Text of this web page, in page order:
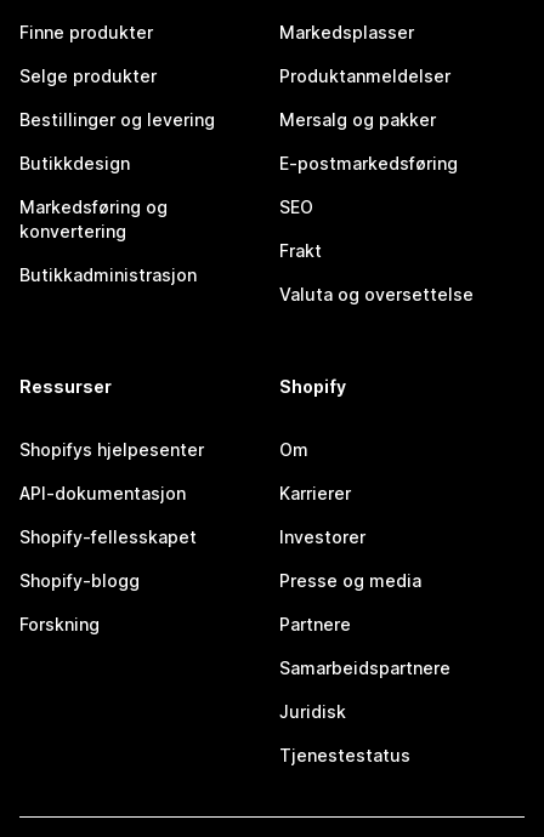
Finne produkter
Selge produkter
Bestillinger og levering
Butikkdesign
Markedsføring og
konvertering
Butikkadministrasjon
Markedsplasser
Produktanmeldelser
Mersalg og pakker
E-postmarkedsføring
SEO
Frakt
Valuta og oversettelse
Ressurser
Shopifys hjelpesenter
API-dokumentasjon
Shopify-fellesskapet
Shopify-blogg
Forskning
Shopify
Om
Karrierer
Investorer
Presse og media
Partnere
Samarbeidspartnere
Juridisk
Tjenestestatus